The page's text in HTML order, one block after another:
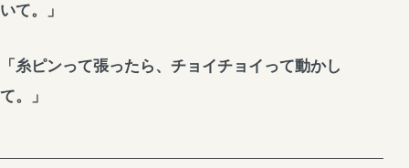
いて。」
「糸ピンって張ったら、チョイチョイって動かし
て。」